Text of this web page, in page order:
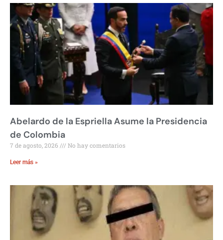
Abelardo de la Espriella Asume la Presidencia
de Colombia
7 de agosto, 2026 No hay comentarios
Leer más »